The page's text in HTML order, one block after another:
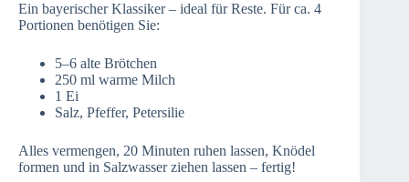
Ein bayerischer Klassiker – ideal für Reste. Für ca. 4
Portionen benötigen Sie:
5–6 alte Brötchen
250 ml warme Milch
1 Ei
Salz, Pfeffer, Petersilie
Alles vermengen, 20 Minuten ruhen lassen, Knödel
formen und in Salzwasser ziehen lassen – fertig!